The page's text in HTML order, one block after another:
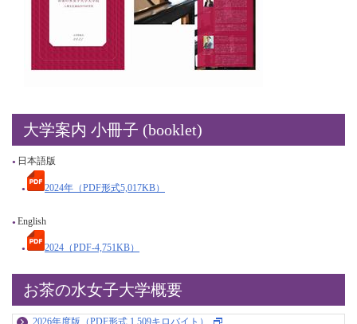
大学案内 小冊子 (booklet)
日本語版
2024年（PDF形式5,017KB）
English
2024（PDF-4,751KB）
お茶の水女子大学概要